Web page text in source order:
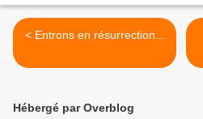
< Entrons en résurrection...
Hébergé par Overblog